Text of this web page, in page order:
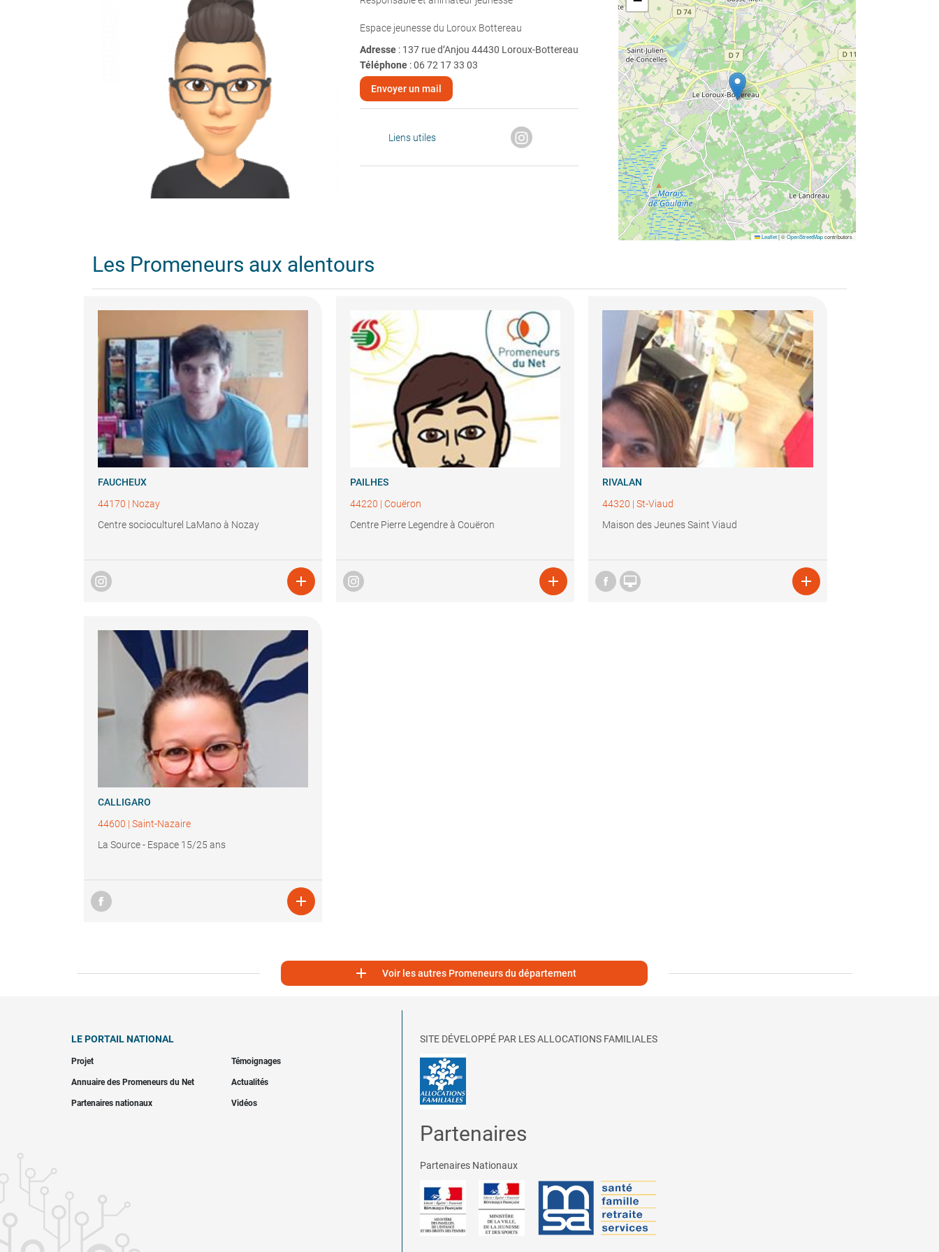
Espace jeunesse du Loroux Bottereau
Adresse : 137 rue d’Anjou 44430 Loroux-Bottereau
Téléphone:06 72 17 33 03
Envoyer un mail
Liens utiles
Leaflet |©OpenStreetMapcontributors
Les Promeneurs aux alentours
FAUCHEUX
44170 | Nozay
Centre socioculturel LaMano à Nozay

PAILHES
44220 | Couëron
Centre Pierre Legendre à Couëron

RIVALAN
44320 |St-Viaud
Maison des Jeunes Saint Viaud
 
CALLIGARO
44600 | Saint-Nazaire
La Source - Espace 15/25 ans

 Voir les autres Promeneurs du département
LE PORTAIL NATIONAL
Projet Témoignages
Annuaire des Promeneurs du Net Actualités
Partenaires nationaux Vidéos
SITE DÉVELOPPÉ PAR LES ALLOCATIONS FAMILIALES
Partenaires
Partenaires Nationaux